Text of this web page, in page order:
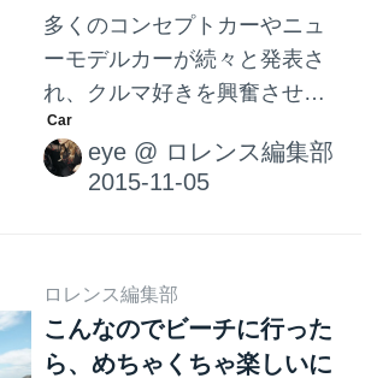
ようなイメージで私は使って
います。）ではありません。
エアコンもありますし、少し
は快適、くらいだと思いま
す。が、高剛性な車体構成は
多くのコンセプトカーやニュ
ーモデルカーが続々と発表さ
れ、クルマ好きを興奮させて
いる東京モーターショー
2015。クルマだけにとどまら
ず、バイクや新技術も多数発
発表した、夢のコンセプトカ
ー「Mazda RX-VISION」
<pqempty></pqempty>
eye @ ロレンス編集部
ロレンス編集部
こんなのでビーチに行った
ら、めちゃくちゃ楽しいに